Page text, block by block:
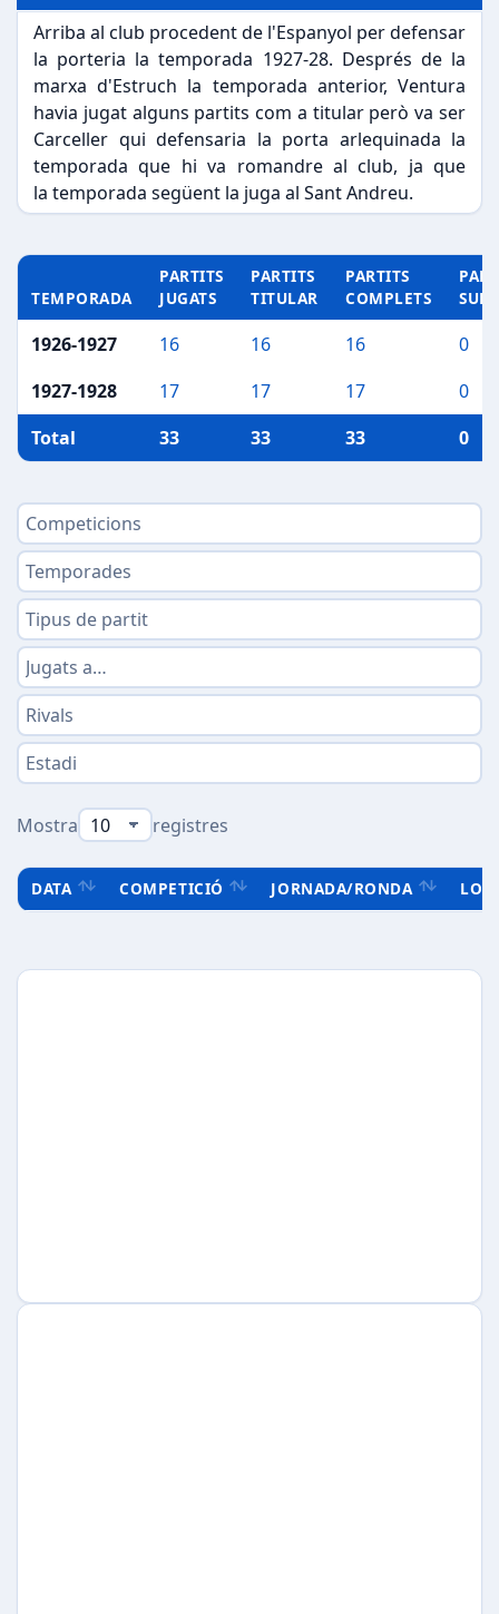
Arriba al club procedent de l'Espanyol per defensar
la porteria la temporada 1927-28. Després de la
marxa d'Estruch la temporada anterior, Ventura
havia jugat alguns partits com a titular però va ser
Carceller qui defensaria la porta arlequinada la
temporada que hi va romandre al club, ja que
la temporada següent la juga al Sant Andreu.
TEMPORADA
PARTITS
JUGATS
PARTITS
TITULAR
PARTITS
COMPLETS
1926-1927 16 16 16
0
1927-1928
17 17 17
0
Total
33 33 33 0
Mostra registres
DATA COMPETICIÓ JORNADA/RONDA